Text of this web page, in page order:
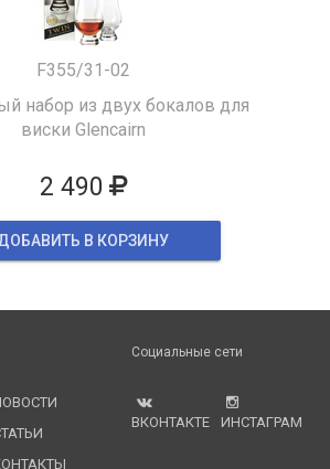
F355/31-02
набор из двух бокалов для
виски Glencairn
2 490
В КОРЗИНУ
Социальные сети
ВКОНТАКТЕ ИНСТАГРАМ